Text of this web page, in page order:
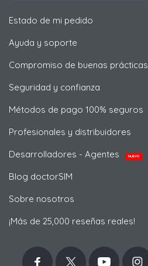
Estado de mi pedido
Ayuda y soporte
Compromiso de buenas prácticas
Seguridad y confianza
Métodos de pago 100% seguros
Profesionales y distribuidores
Desarrolladores - Agentes
NUEVO
Blog doctorSIM
Sobre nosotros
¡Más de 25,000 reseñas reales!